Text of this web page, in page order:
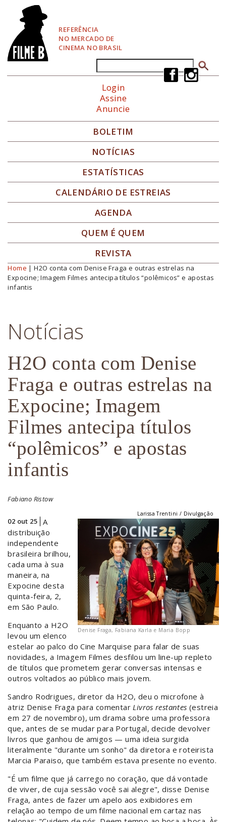
REFERÊNCIA
NO MERCADO DE
CINEMA NO BRASIL
Formulário de busca
Login
Assine
Anuncie
BOLETIM
NOTÍCIAS
ESTATÍSTICAS
CALENDÁRIO DE ESTREIAS
AGENDA
QUEM É QUEM
REVISTA
Você está aqui
Home | H2O conta com Denise Fraga e outras estrelas na
Expocine; Imagem Filmes antecipa títulos “polêmicos” e apostas
infantis
Notícias
H2O conta com Denise
Fraga e outras estrelas na
Expocine; Imagem
Filmes antecipa títulos
“polêmicos” e apostas
infantis
Fabiano Ristow
02 out 25
Larissa Trentini / Divulgação
Denise Fraga, Fabiana Karla e Maria Bopp
A
distribuição
independente
brasileira brilhou,
cada uma à sua
maneira, na
Expocine desta
quinta-feira, 2,
em São Paulo.
Enquanto a H2O
levou um elenco
estelar ao palco do Cine Marquise para falar de suas
novidades, a Imagem Filmes desfilou um line-up repleto
de títulos que prometem gerar conversas intensas e
outros voltados ao público mais jovem.
Sandro Rodrigues, diretor da H2O, deu o microfone à
atriz Denise Fraga para comentarLivros restantes (estreia
em 27 de novembro), um drama sobre uma professora
que, antes de se mudar para Portugal, decide devolver
livros que ganhou de amigos — uma ideia surgida
literalmente "durante um sonho" da diretora e roteirista
Marcia Paraiso, que também estava presente no evento.
"É um filme que já carrego no coração, que dá vontade
de viver, de cuja sessão você sai alegre", disse Denise
Fraga, antes de fazer um apelo aos exibidores em
relação ao tempo de um filme nacional em cartaz nas